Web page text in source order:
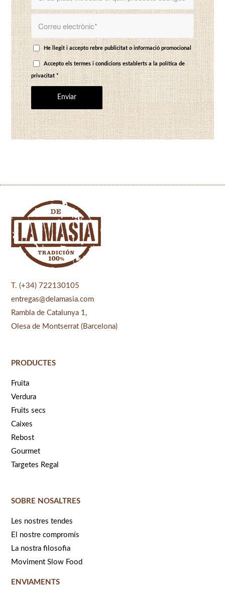
He llegit i accepto rebre publicitat o informació promocional
Accepto els termes i condicions establerts ala política de
privacitat *
T. (+34) 722130105
entregas@delamasia.com
Rambla de Catalunya 1,
Olesa de Montserrat (Barcelona)
PRODUCTES
Fruita
Verdura
Fruits secs
Caixes
Rebost
Gourmet
Targetes Regal
SOBRE NOSALTRES
Les nostres tendes
El nostre compromís
La nostra filosofia
Moviment Slow Food
ENVIAMENTS